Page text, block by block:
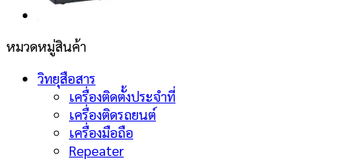
หมวดหมู่สินค้า
วิทยุสือสาร
เครื่องติดตั้งประจำที่
เครื่องติดรถยนต์
เครื่องมือถือ
Repeater